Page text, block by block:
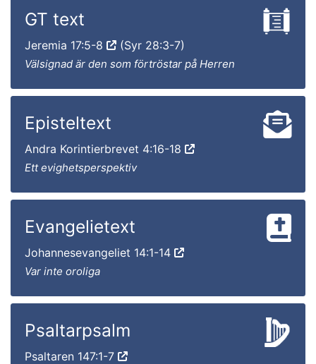
GT text
Jeremia 17:5-8 (Syr 28:3-7)
Välsignad är den som förtröstar på Herren
Episteltext
Andra Korintierbrevet 4:16-18
Ett evighetsperspektiv
Evangelietext
Johannesevangeliet 14:1-14
Var inte oroliga
Psaltarpsalm
Psaltaren 147:1-7